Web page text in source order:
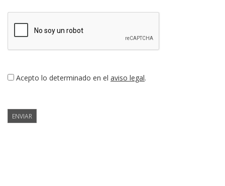
Acepto lo determinado en el aviso legal.
ENVIAR